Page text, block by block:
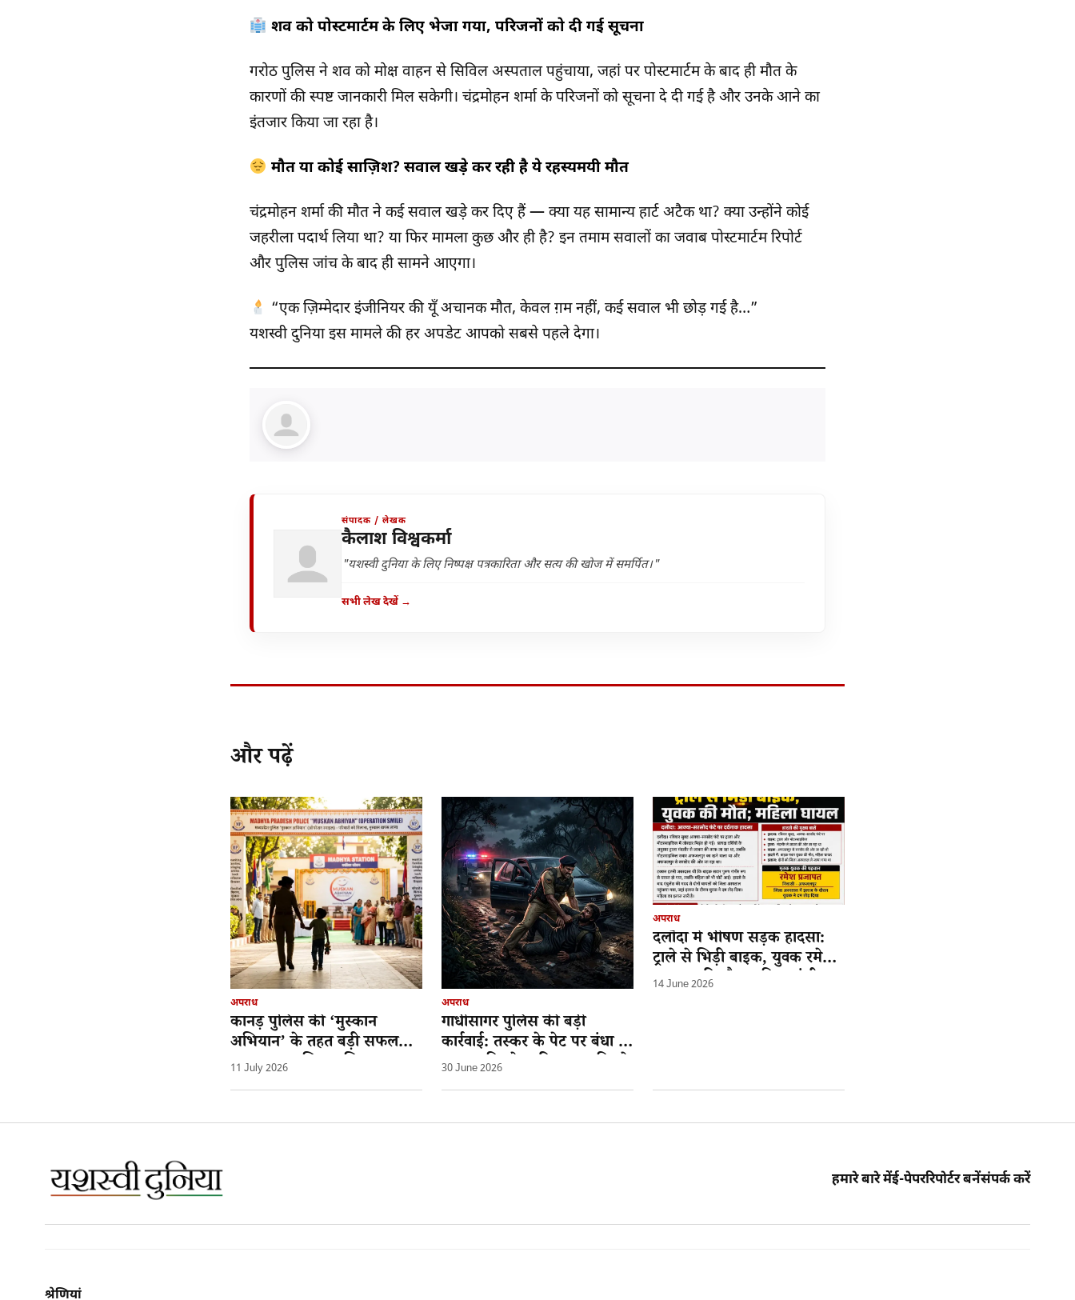
शव को पोस्टमार्टम के लिए भेजा गया, परिजनों को दी गई सूचना
गरोठ पुलिस ने शव को मोक्ष वाहन से सिविल अस्पताल पहुंचाया, जहां पर पोस्टमार्टम के बाद ही मौत के
कारणों की स्पष्ट जानकारी मिल सकेगी। चंद्रमोहन शर्मा के परिजनों को सूचना दे दी गई है और उनके आने का
इंतजार किया जा रहा है।
मौत या कोई साज़िश? सवाल खड़े कर रही है ये रहस्यमयी मौत
चंद्रमोहन शर्मा की मौत ने कई सवाल खड़े कर दिए हैं — क्या यह सामान्य हार्ट अटैक था? क्या उन्होंने कोई
जहरीला पदार्थ लिया था? या फिर मामला कुछ और ही है? इन तमाम सवालों का जवाब पोस्टमार्टम रिपोर्ट
और पुलिस जांच के बाद ही सामने आएगा।
“एक ज़िम्मेदार इंजीनियर की यूँ अचानक मौत, केवल ग़म नहीं, कई सवाल भी छोड़ गई है…”
यशस्वी दुनिया इस मामले की हर अपडेट आपको सबसे पहले देगा।
संपादक / लेखक
कैलाश विश्वकर्मा
"यशस्वी दुनिया के लिए निष्पक्ष पत्रकारिता और सत्य की खोज में समर्पित।"
सभी लेख देखें →
और पढ़ें
अपराध
कानड़ पुलिस की ‘मुस्कान
अभियान’ के तहत बड़ी सफलता:
गुमशुदा नाबालिग बालिका
सकुशल दस्तयाब
11 July 2026
अपराध
गांधीसागर पुलिस की बड़ी
कार्रवाई: तस्कर के पेट पर बंधा था
1.080 किलो अफीम, 2.5 किलो
डोडा चूरा भी जब्त
30 June 2026
अपराध
दलौदा में भीषण सड़क हादसा:
ट्राले से भिड़ी बाइक, युवक रमेश
प्रजापत की मौत, महिला गंभीर
14 June 2026
हमारे बारे मेंई-पेपररिपोर्टर बनेंसंपर्क करें
श्रेणियां